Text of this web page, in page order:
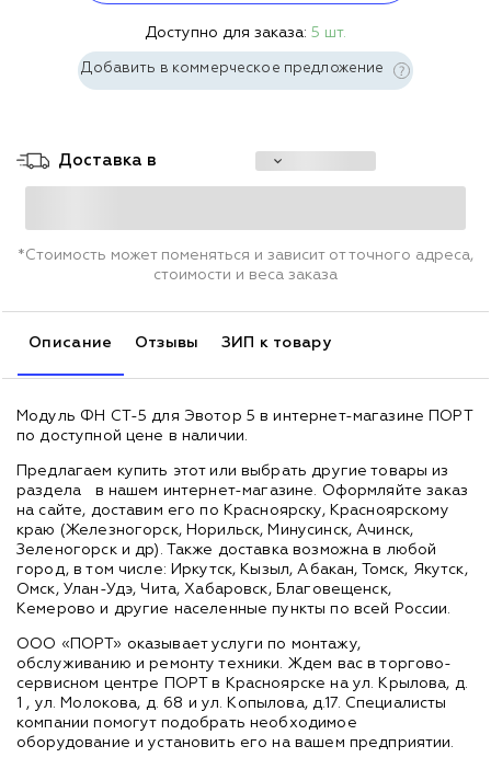
Доступно для заказа: 5 шт.
Добавить в коммерческое предложение
Доставка в
*Стоимость может поменяться и зависит от точного адреса,
стоимости и веса заказа
Описание Отзывы ЗИП к товару
Модуль ФН СТ-5 для Эвотор 5 в интернет-магазине ПОРТ
по доступной цене в наличии.
Предлагаем купить этот или выбрать другие товары из
раздела
в нашем интернет-магазине. Оформляйте заказ
на сайте, доставим его по Красноярску, Красноярскому
краю (Железногорск, Норильск, Минусинск, Ачинск,
Зеленогорск и др). Также доставка возможна в любой
город, в том числе: Иркутск, Кызыл, Абакан, Томск, Якутск,
Омск, Улан-Удэ, Чита, Хабаровск, Благовещенск,
Кемерово и другие населенные пункты по всей России.
ООО «ПОРТ» оказывает услуги по монтажу,
обслуживанию и ремонту техники. Ждем вас в торгово-
сервисном центре ПОРТ в Красноярске на ул. Крылова, д.
1 , ул. Молокова, д. 68 и ул. Копылова, д.17. Специалисты
компании помогут подобрать необходимое
оборудование и установить его на вашем предприятии.